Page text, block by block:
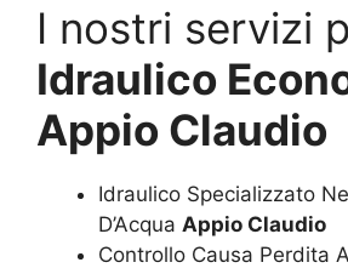
I nostri servizi
Idraulico
Appio Claudio
Idraulico Specializzato
D’Acqua Appio Claudio
Controllo Causa Perdita